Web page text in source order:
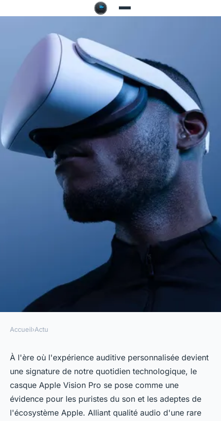
Pourquoi opter pour le casque
Apple Vison Pro ?
alice•1 mars 2024•3 min de lecture
Accueil›Actu
À l'ère où l'expérience auditive personnalisée devient
une signature de notre quotidien technologique, le
casque Apple Vision Pro se pose comme une
évidence pour les puristes du son et les adeptes de
l'écosystème Apple. Alliant qualité audio d'une rare